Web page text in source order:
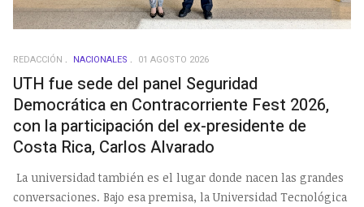
REDACCIÓN NACIONALES 01 AGOSTO 2026
UTH fue sede del panel Seguridad
Democrática en Contracorriente Fest 2026,
con la participación del ex-presidente de
Costa Rica, Carlos Alvarado
La universidad también es el lugar donde nacen las grandes
conversaciones. Bajo esa premisa, la Universidad Tecnológica